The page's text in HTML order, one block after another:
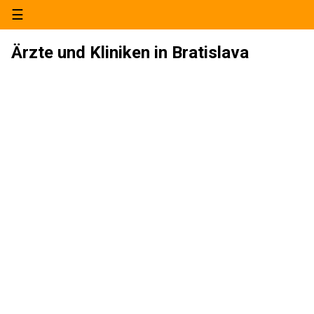
☰
Ärzte und Kliniken in Bratislava